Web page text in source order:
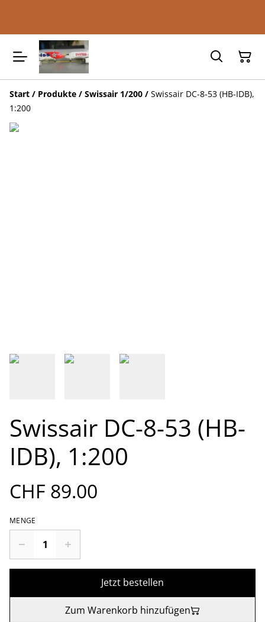
Start / Produkte / Swissair 1/200 / Swissair DC-8-53 (HB-IDB),
1:200
Swissair DC-8-53 (HB-
IDB), 1:200
CHF 89.00
MENGE
Jetzt bestellen
Zum Warenkorb hinzufügen